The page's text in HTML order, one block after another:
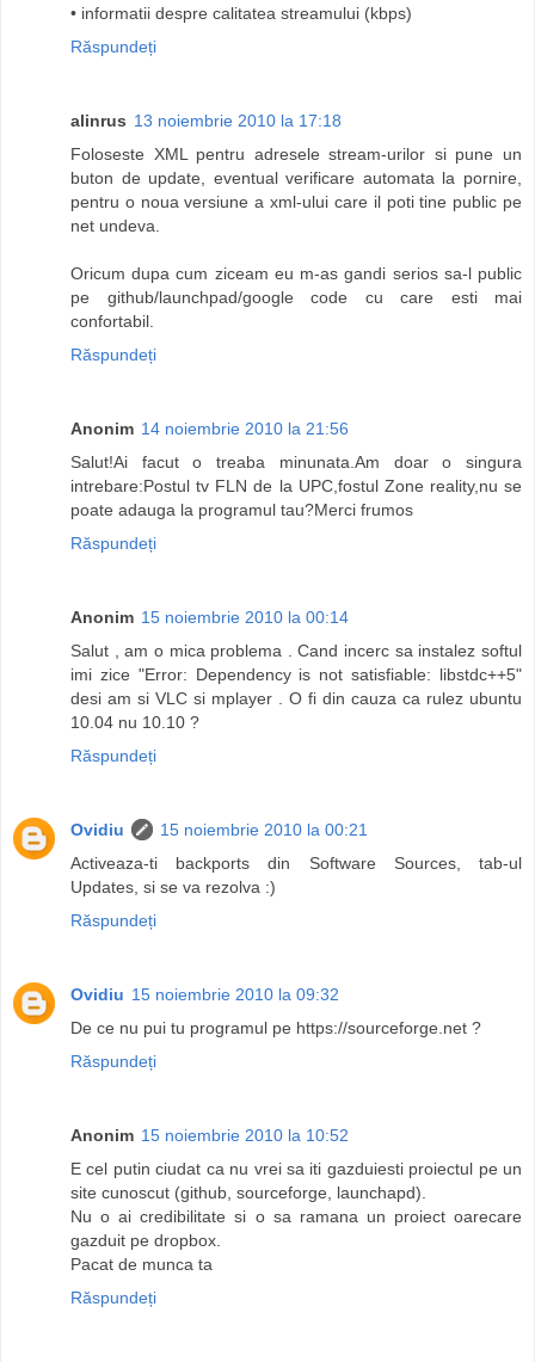
• informatii despre calitatea streamului (kbps)
Răspundeți
alinrus 13 noiembrie 2010 la 17:18
Foloseste XML pentru adresele stream-urilor si pune un
buton de update, eventual verificare automata la pornire,
pentru o noua versiune a xml-ului care il poti tine public pe
net undeva.
Oricum dupa cum ziceam eu m-as gandi serios sa-l public
pe github/launchpad/google code cu care esti mai
confortabil.
Răspundeți
Anonim 14 noiembrie 2010 la 21:56
Salut!Ai facut o treaba minunata.Am doar o singura
intrebare:Postul tv FLN de la UPC,fostul Zone reality,nu se
poate adauga la programul tau?Merci frumos
Răspundeți
Anonim 15 noiembrie 2010 la 00:14
Salut , am o mica problema . Cand incerc sa instalez softul
imi zice "Error: Dependency is not satisfiable: libstdc++5"
desi am si VLC si mplayer . O fi din cauza ca rulez ubuntu
10.04 nu 10.10 ?
Răspundeți
Ovidiu
15 noiembrie 2010 la 00:21
Activeaza-ti backports din Software Sources, tab-ul
Updates, si se va rezolva :)
Răspundeți
Ovidiu 15 noiembrie 2010 la 09:32
De ce nu pui tu programul pe https://sourceforge.net ?
Răspundeți
Anonim 15 noiembrie 2010 la 10:52
E cel putin ciudat ca nu vrei sa iti gazduiesti proiectul pe un
site cunoscut (github, sourceforge, launchapd).
Nu o ai credibilitate si o sa ramana un proiect oarecare
gazduit pe dropbox.
Pacat de munca ta
Răspundeți